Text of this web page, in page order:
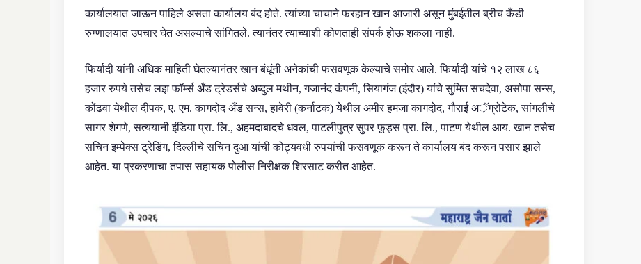
कार्यालयात जाऊन पाहिले असता कार्यालय बंद होते. त्यांच्या चाचाने फरहान खान आजारी असून मुंबईतील ब्रीच कँडी
रुग्णालयात उपचार घेत असल्याचे सांगितले. त्यानंतर त्याच्याशी कोणताही संपर्क होऊ शकला नाही.
फिर्यादी यांनी अधिक माहिती घेतल्यानंतर खान बंधूंनी अनेकांची फसवणूक केल्याचे समोर आले. फिर्यादी यांचे १२ लाख ८६
हजार रुपये तसेच लझ फॉर्म्स अँड ट्रेडर्सचे अब्दुल मथीन, गजानंद कंपनी, सियागंज (इंदौर) यांचे सुमित सचदेवा, असोपा सन्स,
कोंढवा येथील दीपक, ए. एम. कागदोद अँड सन्स, हावेरी (कर्नाटक) येथील अमीर हमजा कागदोद, गौराई अॅग्रोटेक, सांगलीचे
सागर शेगणे, सत्ययानी इंडिया प्रा. लि., अहमदाबादचे धवल, पाटलीपुत्र सुपर फूड्स प्रा. लि., पाटण येथील आय. खान तसेच
सचिन इम्पेक्स ट्रेडिंग, दिल्लीचे सचिन दुआ यांची कोट्यवधी रुपयांची फसवणूक करून ते कार्यालय बंद करून पसार झाले
आहेत. या प्रकरणाचा तपास सहायक पोलीस निरीक्षक शिरसाट करीत आहेत.